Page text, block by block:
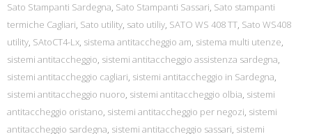
Sato Stampanti Sardegna, Sato Stampanti Sassari, Sato stampanti
termiche Cagliari, Sato utility, sato utiliy, SATO WS 408 TT, Sato WS408
utility, SAtoCT4-Lx, sistema antitaccheggio am, sistema multi utenze,
sistemi antitaccheggio, sistemi antitaccheggio assistenza sardegna,
sistemi antitaccheggio cagliari, sistemi antitaccheggio in Sardegna,
sistemi antitaccheggio nuoro, sistemi antitaccheggio olbia, sistemi
antitaccheggio oristano, sistemi antitaccheggio per negozi, sistemi
antitaccheggio sardegna, sistemi antitaccheggio sassari, sistemi